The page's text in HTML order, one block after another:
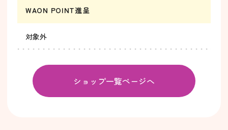
WAON POINT進呈
対象外
ショップ一覧ページへ